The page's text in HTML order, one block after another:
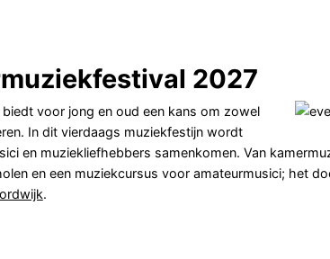
2027
voor jong en oud een kans om zowel
In dit vierdaags muziekfestijn wordt
en muziekliefhebbers samenkomen. Van
en een muziekcursus voor amateurmusici; het
.